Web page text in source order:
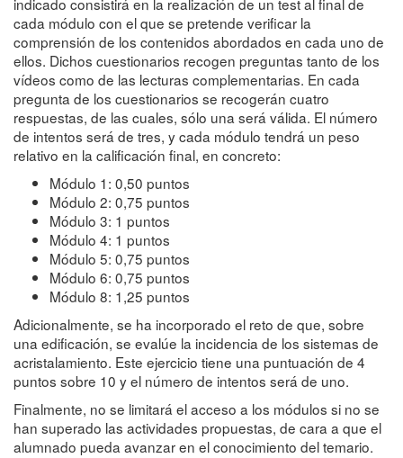
cada módulo con el que se pretende verificar la
comprensión de los contenidos abordados en cada uno de
ellos. Dichos cuestionarios recogen preguntas tanto de los
vídeos como de las lecturas complementarias. En cada
pregunta de los cuestionarios se recogerán cuatro
respuestas, de las cuales, sólo una será válida. El número
de intentos será de tres, y cada módulo tendrá un peso
relativo en la calificación final, en concreto:
Módulo 1: 0,50 puntos
Módulo 2: 0,75 puntos
Módulo 3: 1 puntos
Módulo 4: 1 puntos
Módulo 5: 0,75 puntos
Módulo 6: 0,75 puntos
Módulo 8: 1,25 puntos
Adicionalmente, se ha incorporado el reto de que, sobre
una edificación, se evalúe la incidencia de los sistemas de
acristalamiento. Este ejercicio tiene una puntuación de 4
puntos sobre 10 y el número de intentos será de uno.
Finalmente, no se limitará el acceso a los módulos si no se
han superado las actividades propuestas, de cara a que el
alumnado pueda avanzar en el conocimiento del temario.